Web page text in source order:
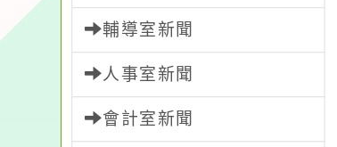
輔導室新聞
人事室新聞
會計室新聞